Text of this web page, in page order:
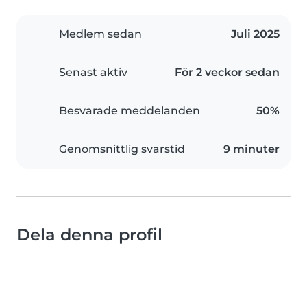
Medlem sedan Juli 2025
Senast aktiv För 2 veckor sedan
Besvarade meddelanden 50%
Genomsnittlig svarstid 9 minuter
Dela denna profil